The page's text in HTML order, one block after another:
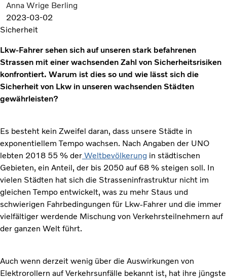
Anna Wrige Berling
2023-03-02
Sicherheit
Lkw-Fahrer sehen sich auf unseren stark befahrenen
Strassen mit einer wachsenden Zahl von Sicherheitsrisiken
konfrontiert. Warum ist dies so und wie lässt sich die
Sicherheit von Lkw in unseren wachsenden Städten
gewährleisten?
Es besteht kein Zweifel daran, dass unsere Städte in
exponentiellem Tempo wachsen. Nach Angaben der UNO
lebten 2018 55 % der Weltbevölkerung in städtischen
Gebieten, ein Anteil, der bis 2050 auf 68 % steigen soll. In
vielen Städten hat sich die Strasseninfrastruktur nicht im
gleichen Tempo entwickelt, was zu mehr Staus und
schwierigen Fahrbedingungen für Lkw-Fahrer und die immer
vielfältiger werdende Mischung von Verkehrsteilnehmern auf
der ganzen Welt führt.
Auch wenn derzeit wenig über die Auswirkungen von
Elektrorollern auf Verkehrsunfälle bekannt ist, hat ihre jüngste